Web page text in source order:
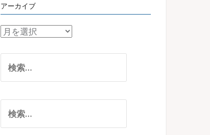
アーカイブ
ア
イ
ブ
索:
索: